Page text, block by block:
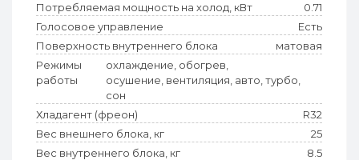
Потребляемая мощность на холод, кВт
0.71
Голосовое управление
Есть
Поверхность внутреннего блока
матовая
Режимы
работы
охлаждение, обогрев,
осушение, вентиляция, авто, турбо,
сон
Хладагент (фреон)
R32
Вес внешнего блока, кг
25
Вес внутреннего блока, кг
8.5